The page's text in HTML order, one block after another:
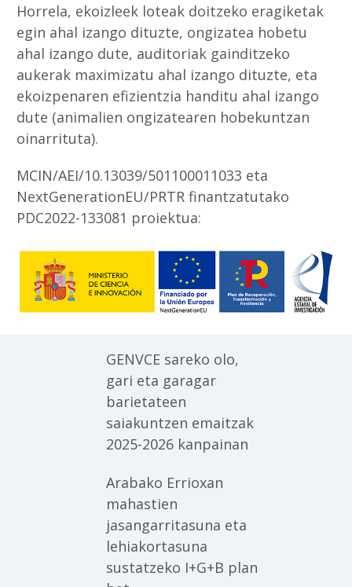
Horrela, ekoizleek loteak doitzeko eragiketak
egin ahal izango dituzte, ongizatea hobetu
ahal izango dute, auditoriak gainditzeko
aukerak maximizatu ahal izango dituzte, eta
ekoizpenaren efizientzia handitu ahal izango
dute (animalien ongizatearen hobekuntzan
oinarrituta).
MCIN/AEI/10.13039/501100011033 eta
NextGenerationEU/PRTR finantzatutako
PDC2022-133081 proiektua:
GENVCE sareko olo,
gari eta garagar
barietateen
saiakuntzen emaitzak
2025-2026 kanpainan
Arabako Errioxan
mahastien
jasangarritasuna eta
lehiakortasuna
sustatzeko I+G+B plan